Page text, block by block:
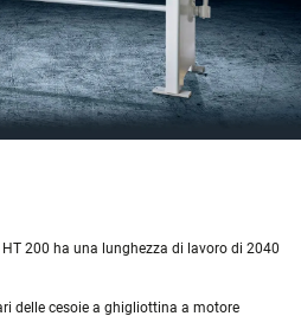
200 ha una lunghezza di lavoro di 2040
delle cesoie a ghigliottina a motore